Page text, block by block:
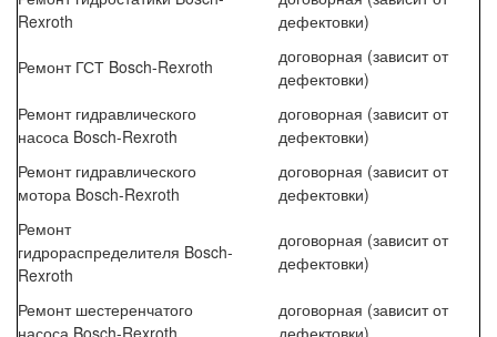
Rexroth
дефектовки)
Ремонт ГСТ Bosch-Rexroth
договорная (зависит от
дефектовки)
Ремонт гидравлического
насоса Bosch-Rexroth
договорная (зависит от
дефектовки)
Ремонт гидравлического
мотора Bosch-Rexroth
договорная (зависит от
дефектовки)
Ремонт
гидрораспределителя Bosch-
Rexroth
договорная (зависит от
дефектовки)
Ремонт шестеренчатого
насоса Bosch-Rexroth
договорная (зависит от
дефектовки)